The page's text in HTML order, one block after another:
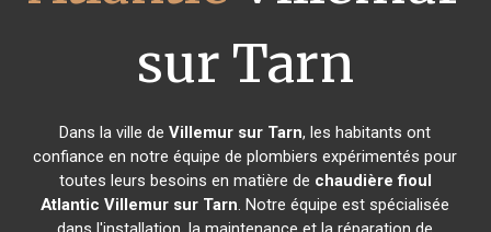
sur Tarn
Dans la ville deVillemur sur Tarn, les habitants ont
confiance en notre équipe de plombiers expérimentés pour
toutes leurs besoins en matière de chaudière fioul
Atlantic Villemur sur Tarn. Notre équipe est spécialisée